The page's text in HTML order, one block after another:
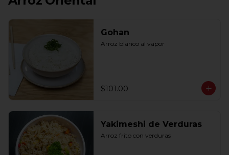
Gohan
Arroz blanco al vapor
$101.00
Yakimeshi de Verduras
Arroz frito con verduras